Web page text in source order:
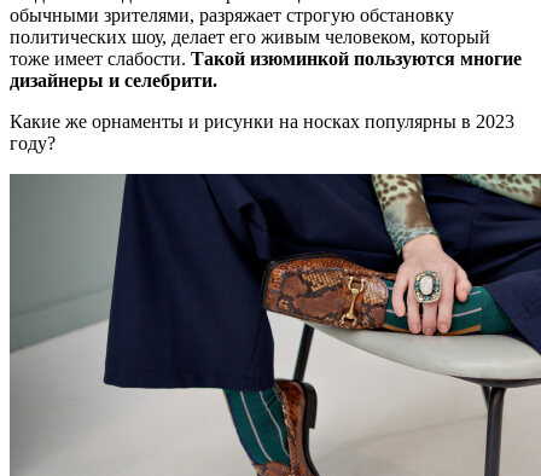
обычными зрителями, разряжает строгую обстановку
политических шоу, делает его живым человеком, который
тоже имеет слабости. Такой изюминкой пользуются многие
дизайнеры и селебрити.
Какие же орнаменты и рисунки на носках популярны в 2023
году?